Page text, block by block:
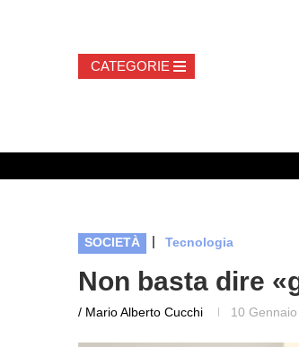
SOCIETÀ | Tecnologia
Non basta dire
/ Mario Alberto Cucchi 10